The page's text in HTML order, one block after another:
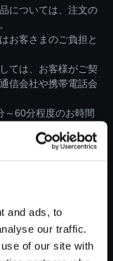
and ads, to
our traffic.
of our site with
については、注文の
お客さまのご負担と
ては、お客様がご契
信会社や携帯電話会
～60分程度のお時間
の際には、通信環境